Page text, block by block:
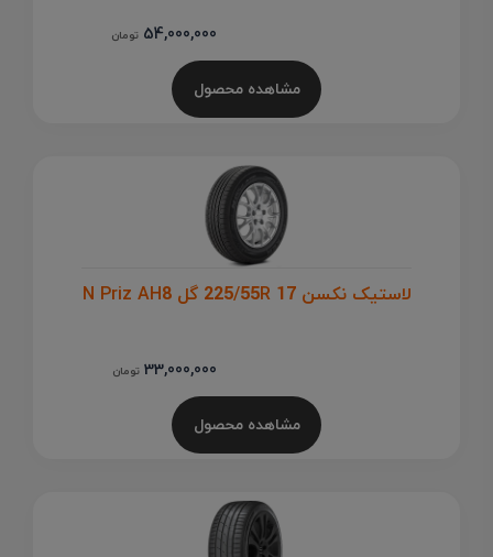
54,000,000 تومان
مشاهده محصول
لاستیک نکسن 225/55R 17 گل N Priz AH8
33,000,000 تومان
مشاهده محصول